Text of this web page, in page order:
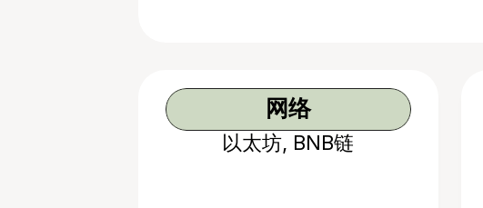
网络
以太坊, BNB链